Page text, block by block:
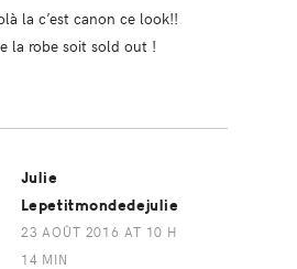
la c’est canon ce look!!
la robe soit sold out !
Julie
Lepetitmondedejulie
23 AOÛT 2016 AT 10 H
14 MIN